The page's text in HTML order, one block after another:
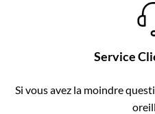
Service
Si vous avez la moindre